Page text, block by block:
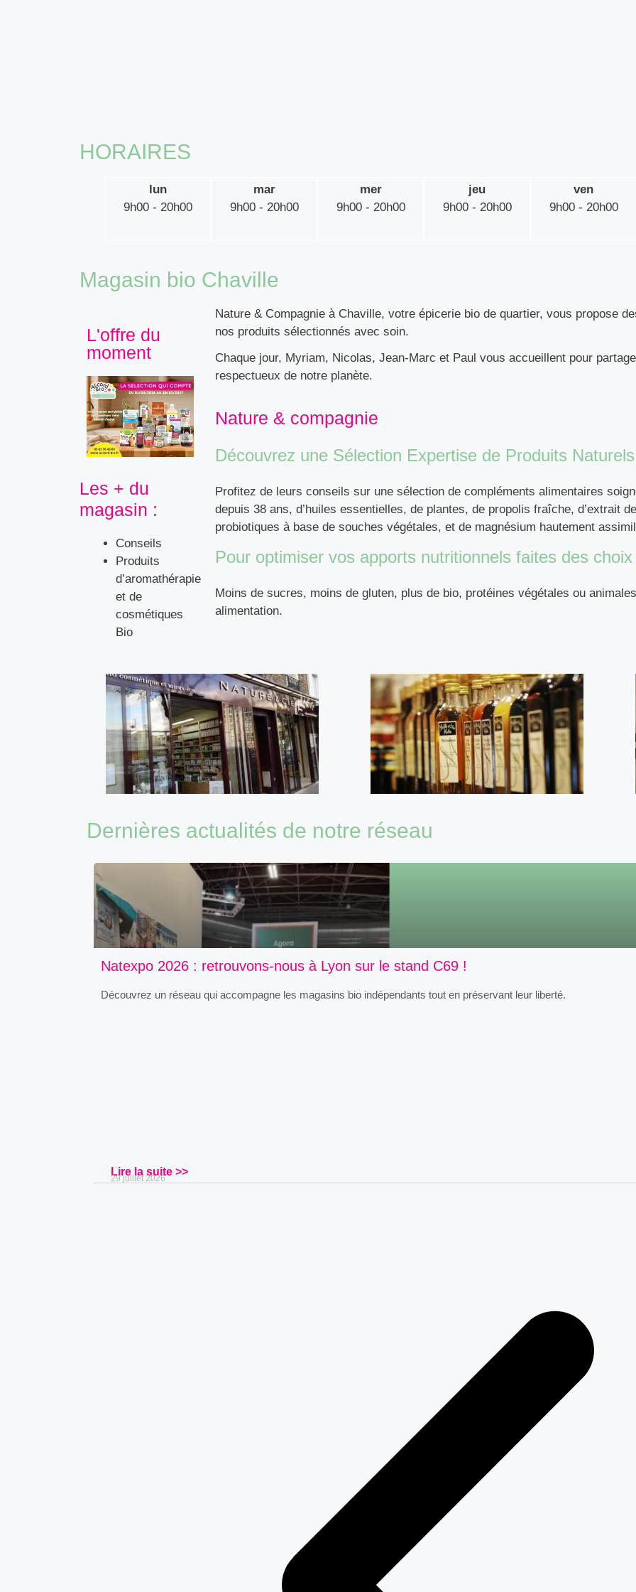
HORAIRES
lun
9h00 - 20h00
mar
9h00 - 20h00
mer
9h00 - 20h00
jeu
9h00 - 20h00
ven
9h00 - 20h00
Magasin bio Chaville
L'offre du
moment
Les + du
magasin :
Conseils
Produits
d’aromathérapie
et de
cosmétiques
Bio
Nature & Compagnie à Chaville, votre épicerie bio de quartier, vous propose
nos produits sélectionnés avec soin.
Chaque jour, Myriam, Nicolas, Jean-Marc et Paul vous accueillent pour
respectueux de notre planète.
Nature & compagnie
Découvrez une Sélection Expertise de Produits Naturels
Profitez de leurs conseils sur une sélection de compléments alimentaires
depuis 38 ans, d’huiles essentielles, de plantes, de propolis fraîche, d’extrait
probiotiques à base de souches végétales, et de magnésium hautement
Pour optimiser vos apports nutritionnels faites des choix
Moins de sucres, moins de gluten, plus de bio, protéines végétales ou
alimentation.
Dernières actualités de notre réseau
Natexpo 2026 : retrouvons-nous à Lyon sur le stand C69 !
Découvrez un réseau qui accompagne les magasins bio indépendants tout en préservant leur liberté.
Lire la suite >>
29 juillet 2026